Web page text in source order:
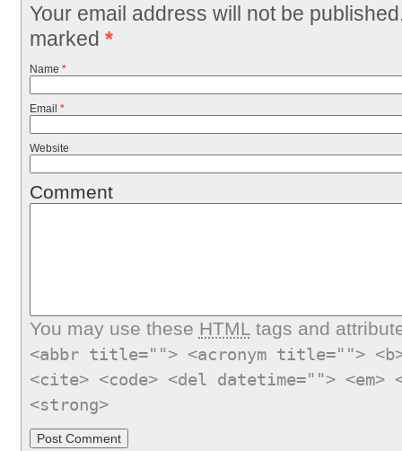
Your email address will not be
marked *
Name *
Email *
Website
Comment
You may use these HTMLtags and
<abbr title=""> <acronym title="">
<cite> <code> <del datetime="">
<strong>